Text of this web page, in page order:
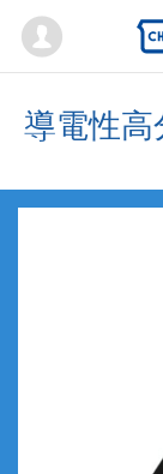
Mypage
導電性